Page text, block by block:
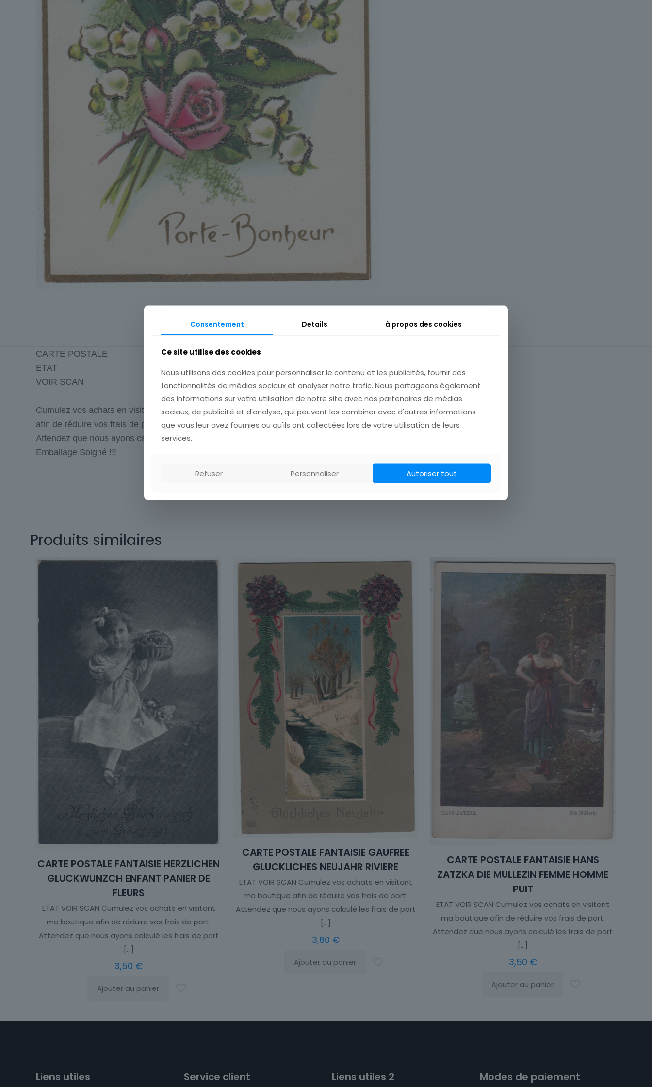
Description Informations complémentaires
CARTE POSTALE
ETAT
VOIR SCAN
Cumulez vos achats en visitant ma boutique
afin de réduire vos frais de port.
Attendez que nous ayons calculé les frais de port pour plusieurs achats avant de payer!
Emballage Soigné !!!
Carte postale
Origine
France
Produits similaires
CARTE POSTALE FANTAISIE HERZLICHEN
GLUCKWUNZCH ENFANT PANIER DE
FLEURS
ETAT VOIR SCAN Cumulez vos achats en visitant
ma boutique afin de réduire vos frais de port.
Attendez que nous ayons calculé les frais de port
[…]
3,50 €
Ajouter au panier
CARTE POSTALE FANTAISIE GAUFREE
GLUCKLICHES NEUJAHR RIVIERE
ETAT VOIR SCAN Cumulez vos achats en visitant
ma boutique afin de réduire vos frais de port.
Attendez que nous ayons calculé les frais de port
[…]
3,80 €
Ajouter au panier
CARTE POSTALE FANTAISIE HANS
ZATZKA DIE MULLEZIN FEMME HOMME
PUIT
ETAT VOIR SCAN Cumulez vos achats en visitant
ma boutique afin de réduire vos frais de port.
Attendez que nous ayons calculé les frais de port
[…]
3,50 €
Ajouter au panier
Liens utiles Service client Liens utiles 2 Modes de paiement
Consentement Details à propos des cookies
Ce site utilise des cookies
Nous utilisons des cookies pour personnaliser le contenu et les publicités, fournir des
fonctionnalités de médias sociaux et analyser notre trafic. Nous partageons également
des informations sur votre utilisation de notre site avec nos partenaires de médias
sociaux, de publicité et d'analyse, qui peuvent les combiner avec d'autres informations
que vous leur avez fournies ou qu'ils ont collectées lors de votre utilisation de leurs
services.
Refuser Personnaliser Autoriser tout